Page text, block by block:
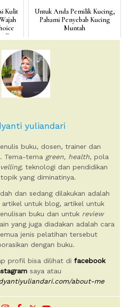
Kulit
Untuk Anda Pemilik Kucing,
Pahami Penyebab Kucing
Muntah
yuliandari
buku, dosen, trainer dan
Tema-tema green, health, pola
teknologi dan pendidikan
yang diminatinya.
dan sedang dilakukan adalah
artikel untuk blog, artikel untuk
buku dan untuk review
yang juga diadakan adalah cara
jenis pelatihan tersebut
dengan buku.
profil bisa dilihat di facebook
saya atau
about-me